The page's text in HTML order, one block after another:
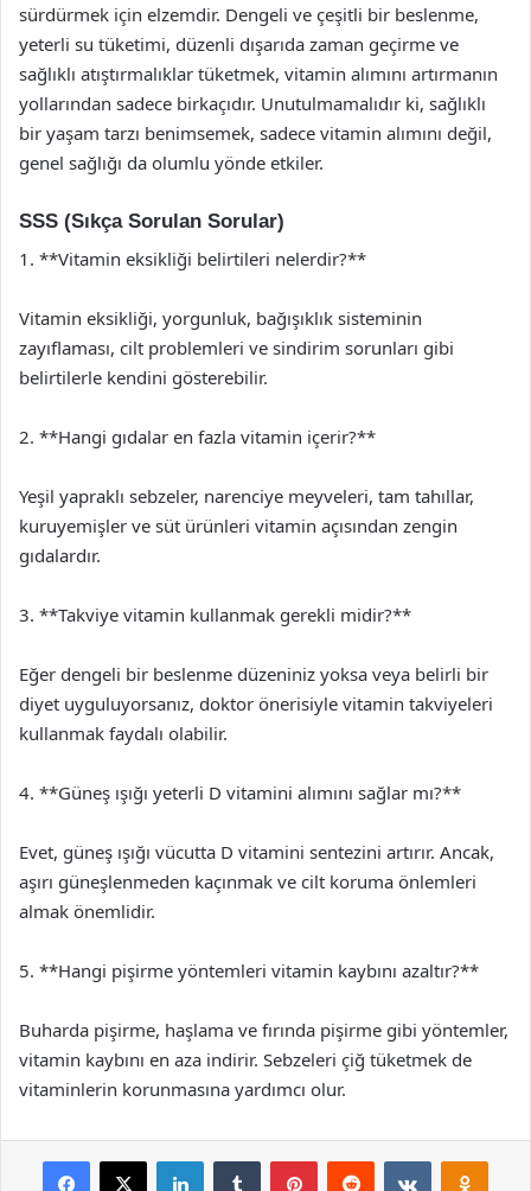
sürdürmek için elzemdir. Dengeli ve çeşitli bir beslenme,
yeterli su tüketimi, düzenli dışarıda zaman geçirme ve
sağlıklı atıştırmalıklar tüketmek, vitamin alımını artırmanın
yollarından sadece birkaçıdır. Unutulmamalıdır ki, sağlıklı
bir yaşam tarzı benimsemek, sadece vitamin alımını değil,
genel sağlığı da olumlu yönde etkiler.
SSS (Sıkça Sorulan Sorular)
1. **Vitamin eksikliği belirtileri nelerdir?**
Vitamin eksikliği, yorgunluk, bağışıklık sisteminin
zayıflaması, cilt problemleri ve sindirim sorunları gibi
belirtilerle kendini gösterebilir.
2. **Hangi gıdalar en fazla vitamin içerir?**
Yeşil yapraklı sebzeler, narenciye meyveleri, tam tahıllar,
kuruyemişler ve süt ürünleri vitamin açısından zengin
gıdalardır.
3. **Takviye vitamin kullanmak gerekli midir?**
Eğer dengeli bir beslenme düzeniniz yoksa veya belirli bir
diyet uyguluyorsanız, doktor önerisiyle vitamin takviyeleri
kullanmak faydalı olabilir.
4. **Güneş ışığı yeterli D vitamini alımını sağlar mı?**
Evet, güneş ışığı vücutta D vitamini sentezini artırır. Ancak,
aşırı güneşlenmeden kaçınmak ve cilt koruma önlemleri
almak önemlidir.
5. **Hangi pişirme yöntemleri vitamin kaybını azaltır?**
Buharda pişirme, haşlama ve fırında pişirme gibi yöntemler,
vitamin kaybını en aza indirir. Sebzeleri çiğ tüketmek de
vitaminlerin korunmasına yardımcı olur.
Facebook
X LinkedInTumblr PinterestReddit VKontakte